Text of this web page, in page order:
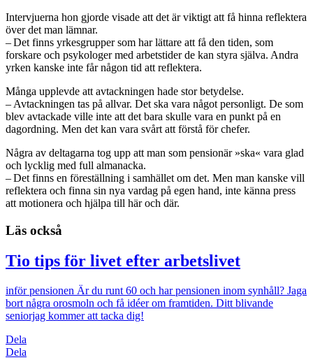
Intervjuerna hon gjorde visade att det är viktigt att få hinna reflektera
över det man lämnar.
– Det finns yrkesgrupper som har lättare att få den tiden, som
forskare och psykologer med arbetstider de kan styra själva. Andra
yrken kanske inte får någon tid att reflektera.
Många upplevde att avtackningen hade stor betydelse.
– Avtackningen tas på allvar. Det ska vara något personligt. De som
blev avtackade ville inte att det bara skulle vara en punkt på en
dagordning. Men det kan vara svårt att förstå för chefer.
Några av deltagarna tog upp att man som pensionär »ska« vara glad
och lycklig med full almanacka.
– Det finns en föreställning i samhället om det. Men man kanske vill
reflektera och finna sin nya vardag på egen hand, inte känna press
att motionera och hjälpa till här och där.
Läs också
Tio tips för livet efter arbetslivet
inför pensionen Är du runt 60 och har pensionen inom synhåll? Jaga
bort några orosmoln och få idéer om framtiden. Ditt blivande
seniorjag kommer att tacka dig!
Dela
Dela